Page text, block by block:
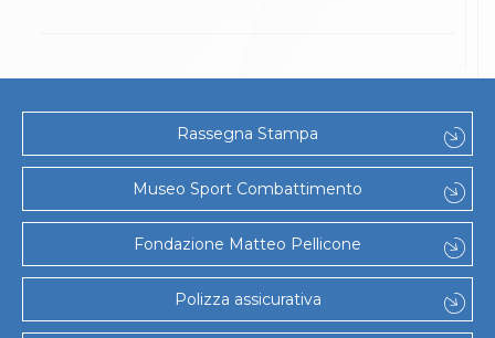
Rassegna Stampa
Museo Sport Combattimento
Fondazione Matteo Pellicone
Polizza assicurativa